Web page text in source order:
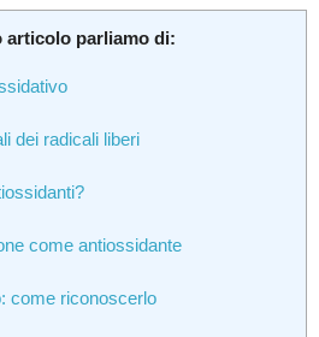
articolo parliamo di:
dei radicali liberi
come antiossidante
come riconoscerlo